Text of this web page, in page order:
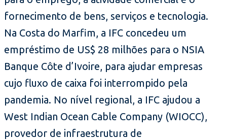
fornecimento de bens, serviços e tecnologia.
Na Costa do Marfim, a IFC concedeu um
empréstimo de US$ 28 milhões para o NSIA
Banque Côte d’Ivoire, para ajudar empresas
cujo fluxo de caixa foi interrompido pela
pandemia. No nível regional, a IFC ajudou a
West Indian Ocean Cable Company (WIOCC),
provedor de infraestrutura de